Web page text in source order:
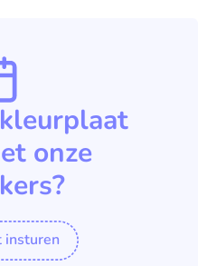
onze
insturen